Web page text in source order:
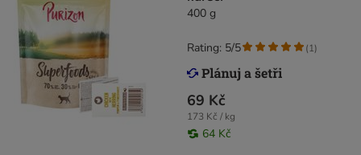
400 g
69 Kč
173 Kč / kg
64 Kč
Rating: 5/5 (1)